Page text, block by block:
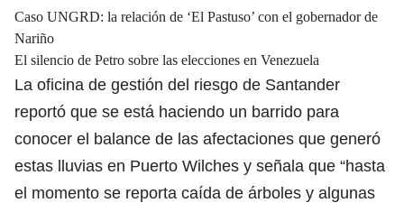
Caso UNGRD: la relación de ‘El Pastuso’ con el gobernador de
Nariño
El silencio de Petro sobre las elecciones en Venezuela
La oficina de gestión del riesgo de Santander
reportó que se está haciendo un barrido para
conocer el balance de las afectaciones que generó
estas lluvias en Puerto Wilches y señala que “hasta
el momento se reporta caída de árboles y algunas